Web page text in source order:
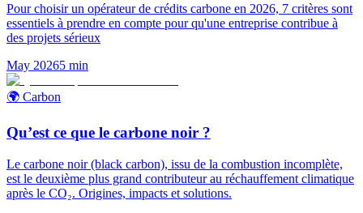
Pour choisir un opérateur de crédits carbone en 2026, 7 critères sont
essentiels à prendre en compte pour qu'une entreprise contribue à
des projets sérieux
May 20265 min
🌍 Carbon
Qu’est ce que le carbone noir ?
Le carbone noir (black carbon), issu de la combustion incomplète,
est le deuxième plus grand contributeur au réchauffement climatique
après le CO₂. Origines, impacts et solutions.